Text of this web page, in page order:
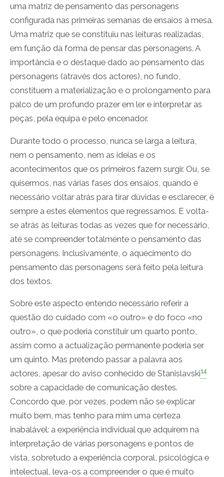
uma matriz de pensamento das personagens
configurada nas primeiras semanas de ensaios à mesa.
Uma matriz que se constituiu nas leituras realizadas,
em função da forma de pensar das personagens. A
importância e o destaque dado ao pensamento das
personagens (através dos actores), no fundo,
constituem a materialização e o prolongamento para
palco de um profundo prazer em ler e interpretar as
peças, pela equipa e pelo encenador.
Durante todo o processo, nunca se larga a leitura,
nem o pensamento, nem as ideias e os
acontecimentos que os primeiros fazem surgir. Ou, se
quisermos, nas várias fases dos ensaios, quando é
necessário voltar atrás para tirar dúvidas e esclarecer, é
sempre a estes elementos que regressamos. E volta-
se atrás às leituras todas as vezes que for necessário,
até se compreender totalmente o pensamento das
personagens. Inclusivamente, o aquecimento do
pensamento das personagens será feito pela leitura
dos textos.
Sobre este aspecto entendo necessário referir a
questão do cuidado com «o outro» e do foco «no
outro», o que poderia constituir um quarto ponto,
assim como a actualização permanente poderia ser
um quinto. Mas pretendo passar a palavra aos
actores, apesar do aviso conhecido de Stanislavski14
sobre a capacidade de comunicação destes.
Concordo que, por vezes, podem não se explicar
muito bem, mas tenho para mim uma certeza
inabalável: a experiência individual que adquirem na
interpretação de várias personagens e pontos de
vista, sobretudo a experiência corporal, psicológica e
intelectual, leva-os a compreender o que é muito